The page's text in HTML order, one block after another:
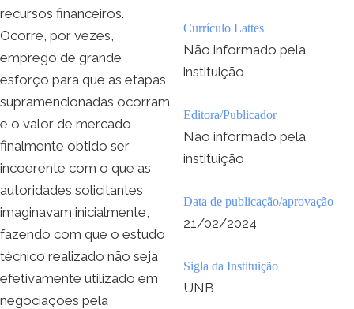
recursos financeiros.
Ocorre, por vezes,
emprego de grande
esforço para que as etapas
supramencionadas ocorram
e o valor de mercado
finalmente obtido ser
incoerente com o que as
autoridades solicitantes
imaginavam inicialmente,
fazendo com que o estudo
técnico realizado não seja
efetivamente utilizado em
negociações pela
Currículo Lattes
Não informado pela
instituição
Editora/Publicador
Não informado pela
instituição
Data de publicação/aprovação
21/02/2024
Sigla da Instituição
UNB